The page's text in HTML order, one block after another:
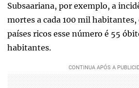
Subsaariana, por exemplo, a
mortes a cada 100 mil
países ricos esse número é 55
habitantes.